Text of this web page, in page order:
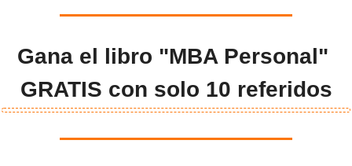
Gana el libro "MBA Personal"
GRATIS con solo 10 referidos